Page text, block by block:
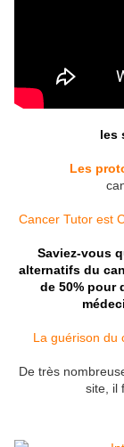
les
Les
Cancer Tutor est
Saviez-vous
alternatifs du
de 50% pour
La guérison du
De très
site, il